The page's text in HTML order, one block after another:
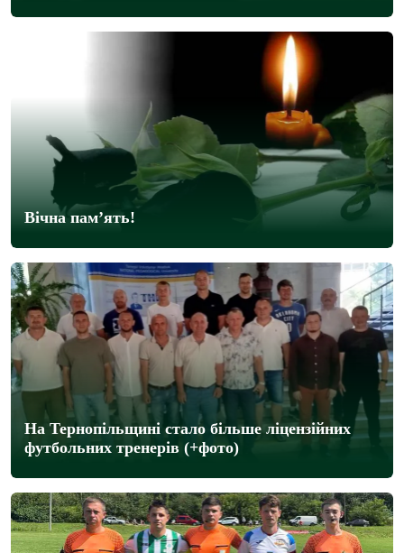
Вічна пам’ять!
На Тернопільщині стало більше ліцензійних
футбольних тренерів (+фото)